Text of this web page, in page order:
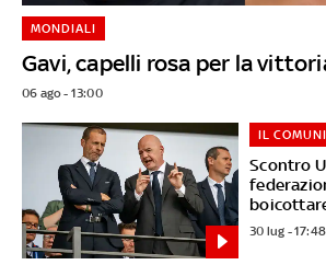
Gavi, capelli rosa per la
MONDIALI
06 ago - 13:00
Scontro
IL
30 lug - 17:48